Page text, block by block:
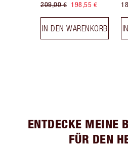
209,00 € 198,55 €
IN DEN WARENKORB
ENTDECKE MEINE
FÜR DEN